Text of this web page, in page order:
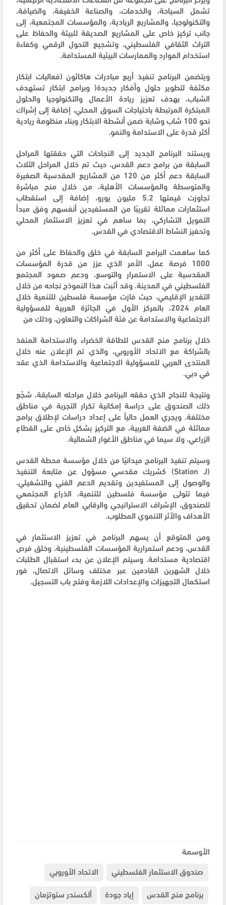
تشمل السياحة، والخدمات، والصناعة الخفيفة، والضيافة،
والتكنولوجيا، والمشاريع الريادية، والمؤسسات المجتمعية، إلى
جانب تركيز خاص على المشاريع الصديقة للبيئة والحفاظ على
التراث الثقافي الفلسطيني، وتشجيع التحول الرقمي وكفاءة
استخدام الموارد والممارسات البيئية المستدامة.
ويتضمن البرنامج تنفيذ أربع مبادرات هاكاثون (فعاليات ابتكار
مكثفة لتطوير حلول وأفكار جديدة( وبرامج ابتكار تستهدف
الشباب، بهدف تعزيز ريادة الأعمال والتكنولوجيا والحلول
المبتكرة المرتبطة باحتياجات السوق المحلي، إضافة إلى إشراك
نحو 100 شاب وشابة ضمن أنشطة الابتكار وبناء منظومة ريادية
أكثر قدرة على الاستدامة والنمو.
ويستند البرنامج الجديد إلى النجاحات التي حققتها المراحل
السابقة من برامج دعم القدس، حيث تم خلال المراحل الثلاث
السابقة دعم أكثر من 120 من المشاريع المقدسية الصغيرة
والمتوسطة والمؤسسات الأهلية، من خلال منح مباشرة
تجاوزت قيمتها 5.2 مليون يورو، إضافة إلى استقطاب
استثمارات مماثلة تقريبًا من المستفيدين أنفسهم وفق مبدأ
التمويل التشاركي، بما ساهم في تعزيز الاستثمار المحلي
وتحفيز النشاط الاقتصادي في القدس.
كما ساهمت البرامج السابقة في خلق والحفاظ على أكثر من
1000 فرصة عمل، الأمر الذي عزز من قدرة المؤسسات
المقدسية على الاستمرار والتوسع، ودعم صمود المجتمع
الفلسطيني في المدينة. وقد أثبت هذا النموذج نجاحه من خلال
التقدير الإقليمي، حيث فازت مؤسسة فلسطين للتنمية خلال
العام 2024، بالمركز الأول في الجائزة العربية للمسؤولية
الاجتماعية والاستدامة عن فئة الشراكات والتعاون، وذلك من
خلال برنامج منح القدس للطاقة الخضراء والاستدامة المنفذ
بالشراكة مع الاتحاد الأوروبي، والذي تم الإعلان عنه خلال
المنتدى العربي للمسؤولية الاجتماعية والاستدامة الذي عقد
في دبي.
ونتيجة للنجاح الذي حققه البرنامج خلال مراحله السابقة، شجّع
ذلك الصندوق على دراسة إمكانية تكرار التجربة في مناطق
مختلفة. ويجري العمل حالياً على إعداد دراسات لإطلاق برامج
مماثلة في الضفة الغربية، مع التركيز بشكل خاص على القطاع
الزراعي، ولا سيما في مناطق الأغوار الشمالية.
وسيتم تنفيذ البرنامج ميدانيًا من خلال مؤسسة محطة القدس
(Station J) كشريك مقدسي مسؤول عن متابعة التنفيذ
والوصول إلى المستفيدين وتقديم الدعم الفني والتشغيلي،
فيما تتولى مؤسسة فلسطين للتنمية، الذراع المجتمعي
للصندوق، الإشراف الاستراتيجي والرقابي العام لضمان تحقيق
الأهداف والأثر التنموي المطلوب.
ومن المتوقع أن يسهم البرنامج في تعزيز الاستثمار في
القدس، ودعم استمرارية المؤسسات الفلسطينية، وخلق فرص
اقتصادية مستدامة. وسيتم الإعلان عن بدء استقبال الطلبات
خلال الشهرين القادمين عبر مختلف وسائل الاتصال، فور
استكمال التجهيزات والإعدادات اللازمة وفتح باب التسجيل.
الأوسمة
صندوق الاستثمار الفلسطيني
الاتحاد الأوروبي
برنامج منح القدس
إياد جودة ألكسندر ستوتزمان